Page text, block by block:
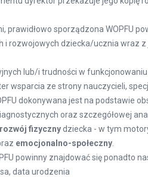
prawidłowo sporządzona WOPFU
i rozwojowych dziecka/ucznia wraz
lub/i trudności w
wsparcia ze strony nauczycieli,
dokonywana jest na podstawie
oraz szczegółowej
rozwój fizycznydziecka - w tym
emocjonalno-społeczny
powinny znajdować się ponadto
data urodzenia